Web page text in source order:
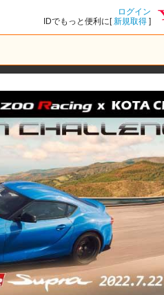
ログイン
IDでもっと便利に[新規取得 ]